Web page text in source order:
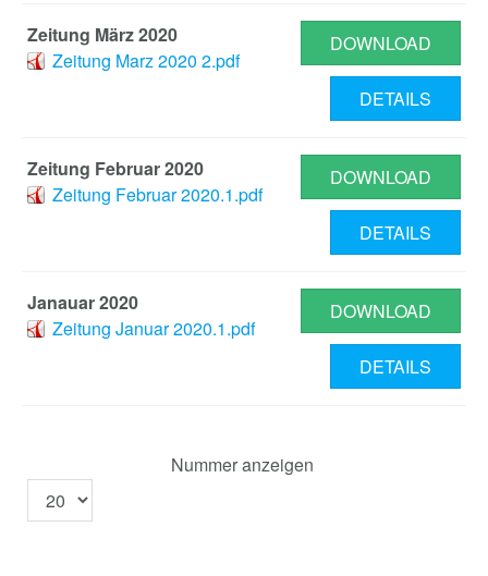
Zeitung März 2020
Zeitung Marz 2020 2.pdf
DOWNLOAD
DETAILS
Zeitung Februar 2020
Zeitung Februar 2020.1.pdf
DOWNLOAD
DETAILS
Janauar 2020
Zeitung Januar 2020.1.pdf
DOWNLOAD
DETAILS
Nummer anzeigen